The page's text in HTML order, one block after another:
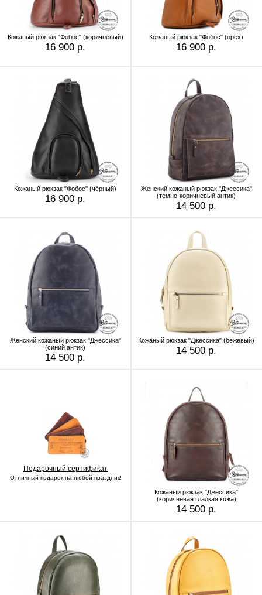
Кожаный рюкзак "Фобос" (коричневый)
16 900 р.
Кожаный рюкзак "Фобос" (орех)
16 900 р.
Кожаный рюкзак "Фобос" (чёрный)
16 900 р.
Женский кожаный рюкзак "Джессика"
(темно-коричневый антик)
14 500 р.
Женский кожаный рюкзак "Джессика"
(синий антик)
14 500 р.
Кожаный рюкзак "Джессика" (бежевый)
14 500 р.
Подарочный сертификат
Отличный подарок на любой праздник!
Кожаный рюкзак "Джессика"
(коричневая гладкая кожа)
14 500 р.